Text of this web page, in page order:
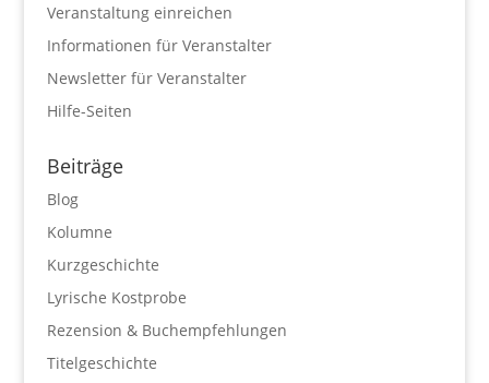
Veranstaltung einreichen
Informationen für Veranstalter
Newsletter für Veranstalter
Hilfe-Seiten
Beiträge
Blog
Kolumne
Kurzgeschichte
Lyrische Kostprobe
Rezension & Buchempfehlungen
Titelgeschichte